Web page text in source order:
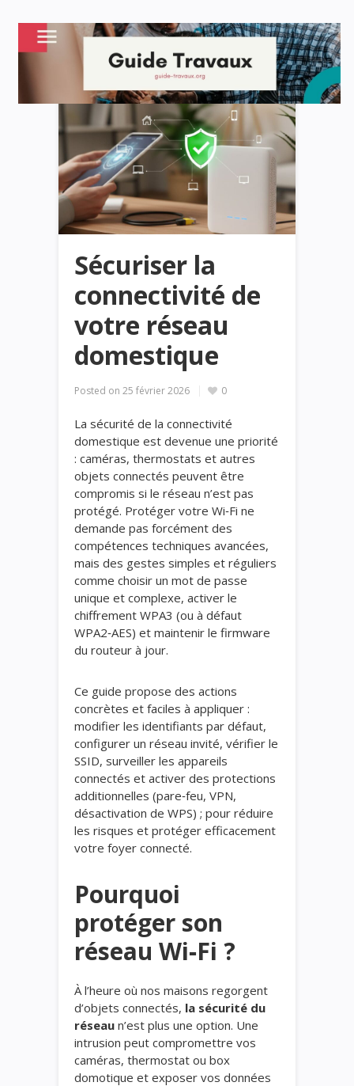
Sécuriser la
connectivité de
votre réseau
domestique
Posted on 25 février 2026 0
La sécurité de la connectivité
domestique est devenue une priorité
: caméras, thermostats et autres
objets connectés peuvent être
compromis si le réseau n’est pas
protégé. Protéger votre Wi‑Fi ne
demande pas forcément des
compétences techniques avancées,
mais des gestes simples et réguliers
comme choisir un mot de passe
unique et complexe, activer le
chiffrement WPA3 (ou à défaut
WPA2‑AES) et maintenir le firmware
du routeur à jour.
Ce guide propose des actions
concrètes et faciles à appliquer :
modifier les identifiants par défaut,
configurer un réseau invité, vérifier le
SSID, surveiller les appareils
connectés et activer des protections
additionnelles (pare‑feu, VPN,
désactivation de WPS) ; pour réduire
les risques et protéger efficacement
votre foyer connecté.
Pourquoi
protéger son
réseau Wi‑Fi ?
À l’heure où nos maisons regorgent
d’objets connectés, la sécurité du
réseau n’est plus une option. Une
intrusion peut compromettre vos
caméras, thermostat ou box
domotique et exposer vos données